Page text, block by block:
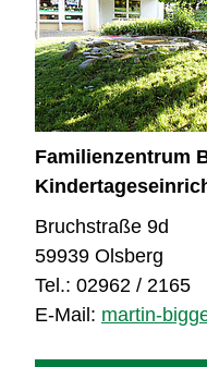
Familienzentrum
Bruchstraße 9d
59939 Olsberg
Tel.: 02962 / 2165
E-Mail: martin-